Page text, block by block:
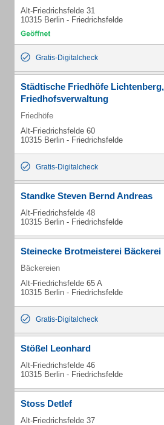
Alt-Friedrichsfelde 31
10315 Berlin - Friedrichsfelde
Gratis-Digitalcheck
Städtische Friedhöfe Lichtenberg,
Friedhofsverwaltung
Friedhöfe
Alt-Friedrichsfelde 60
10315 Berlin - Friedrichsfelde
Gratis-Digitalcheck
Standke Steven Bernd Andreas
Alt-Friedrichsfelde 48
10315 Berlin - Friedrichsfelde
Steinecke Brotmeisterei Bäckerei
Bäckereien
Alt-Friedrichsfelde 65 A
10315 Berlin - Friedrichsfelde
Gratis-Digitalcheck
Stößel Leonhard
Alt-Friedrichsfelde 46
10315 Berlin - Friedrichsfelde
Stoss Detlef
Alt-Friedrichsfelde 37